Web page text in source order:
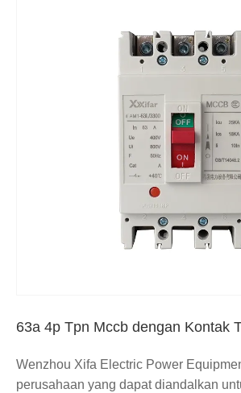
63a 4p Tpn Mccb dengan Kontak
Wenzhou Xifa Electric Power
perusahaan yang dapat diandalkan